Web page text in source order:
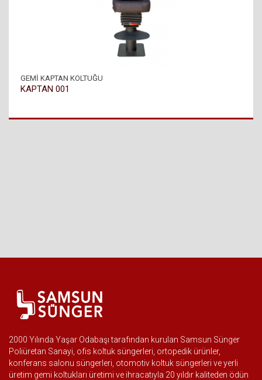
GEMİ KAPTAN KOLTUĞU
KAPTAN 001
2000 Yılında Yaşar Odabaşı tarafından kurulan Samsun Sünger
Poliüretan Sanayi, ofis koltuk süngerleri, ortopedik ürünler,
konferans salonu süngerleri, otomotiv koltuk süngerleri ve yerli
üretim gemi koltukları üretimi ve ihracatıyla 20 yıldır kaliteden ödün